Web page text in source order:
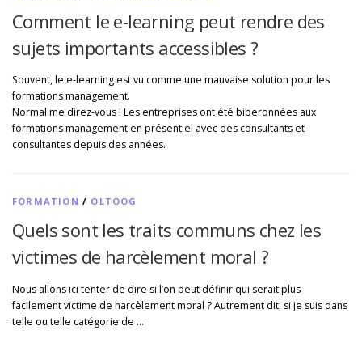
Comment le e-learning peut rendre des
sujets importants accessibles ?
Souvent, le e-learning est vu comme une mauvaise solution pour les
formations management.
Normal me direz-vous ! Les entreprises ont été biberonnées aux
formations management en présentiel avec des consultants et
consultantes depuis des années.
FORMATION / OLTOOG
Quels sont les traits communs chez les
victimes de harcèlement moral ?
Nous allons ici tenter de dire si l’on peut définir qui serait plus
facilement victime de harcèlement moral ? Autrement dit, si je suis dans
telle ou telle catégorie de …